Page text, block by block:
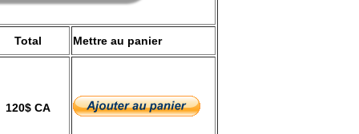
Total Mettre au panier
120$ CA